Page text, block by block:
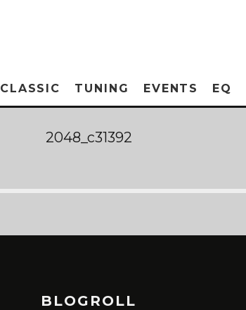
CLASSIC TUNING EVENTS EQ
2048_c31392
BLOGROLL